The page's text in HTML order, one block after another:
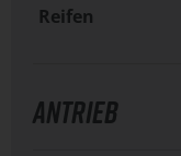
Reifen
ANTRIEB